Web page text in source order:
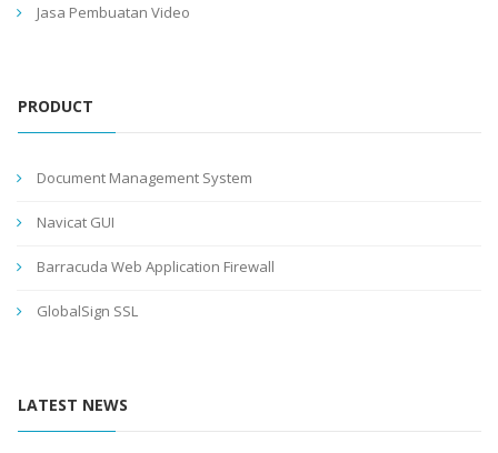
Jasa Pembuatan Video
PRODUCT
Document Management System
Navicat GUI
Barracuda Web Application Firewall
GlobalSign SSL
LATEST NEWS